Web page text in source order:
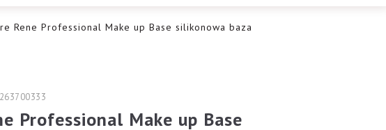
Rene Professional Make up Base silikonowa baza
Professional Make up Base